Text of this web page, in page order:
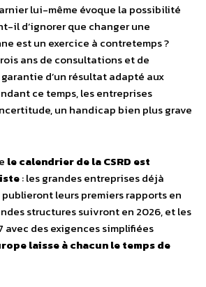
lui-même évoque la possibilité
il d’ignorer que changer une
est un exercice à contretemps ?
ans de consultations et de
d’un résultat adapté aux
ce temps, les entreprises
un handicap bien plus grave
le calendrier de la CSRD est
: les grandes entreprises déjà
publieront leurs premiers rapports en
structures suivront en 2026, et les
avec des exigences simplifiées
laisse à chacun le temps de